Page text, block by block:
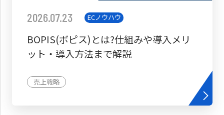
2026.07.23 ECノウハウ
BOPIS(ボピス)とは?仕組みや導入メリ
ット・導入方法まで解説
売上戦略